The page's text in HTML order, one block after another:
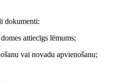
dokumenti:
attiecīgs lēmums;
vai novadu apvienošanu;